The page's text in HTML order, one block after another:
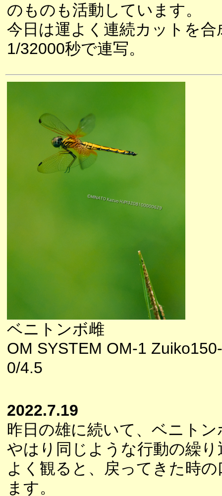
のものも活動しています。
今日は運よく連続カットを
1/32000秒で連写。
ベニトンボ雌
OM SYSTEM OM-1
0/4.5
2022.7.19
昨日の雄に続いて、ベニトン
やはり同じような行動の繰
よく観ると、戻ってきた時
ます。